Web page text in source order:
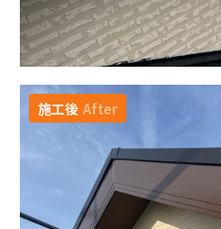
施工後 After